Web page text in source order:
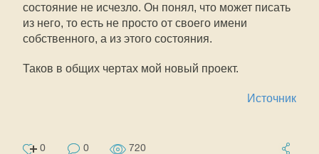
состояние не исчезло. Он понял, что может писать
из него, то есть не просто от своего имени
собственного, а из этого состояния.
Таков в общих чертах мой новый проект.
Источник
0 0 720